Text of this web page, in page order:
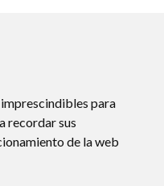
imprescindibles para
recordar sus
de la web